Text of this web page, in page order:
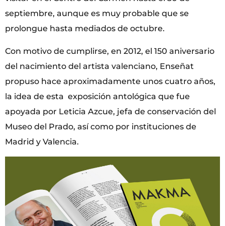
septiembre, aunque es muy probable que se
prolongue hasta mediados de octubre.
Con motivo de cumplirse, en 2012, el 150 aniversario
del nacimiento del artista valenciano, Enseñat
propuso hace aproximadamente unos cuatro años,
la idea de esta exposición antológica que fue
apoyada por Leticia Azcue, jefa de conservación del
Museo del Prado, así como por instituciones de
Madrid y Valencia.